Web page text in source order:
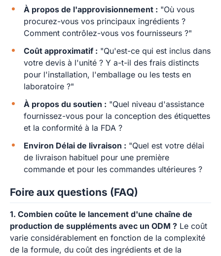
À propos de l'approvisionnement : "Où vous
procurez-vous vos principaux ingrédients ?
Comment contrôlez-vous vos fournisseurs ?"
Coût approximatif : "Qu'est-ce qui est inclus dans
votre devis à l'unité ? Y a-t-il des frais distincts
pour l'installation, l'emballage ou les tests en
laboratoire ?"
À propos du soutien : "Quel niveau d'assistance
fournissez-vous pour la conception des étiquettes
et la conformité à la FDA ?
Environ Délai de livraison : "Quel est votre délai
de livraison habituel pour une première
commande et pour les commandes ultérieures ?
Foire aux questions (FAQ)
1. Combien coûte le lancement d'une chaîne de
production de suppléments avec un ODM ? Le coût
varie considérablement en fonction de la complexité
de la formule, du coût des ingrédients et de la